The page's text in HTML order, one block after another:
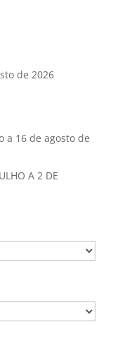
de 2026
a 16 de agosto de
A 2 DE